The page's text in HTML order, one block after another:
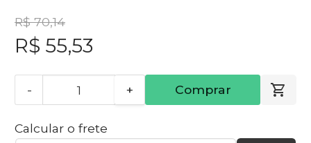
R$ 70,14
R$ 55,53
- + Comprar
Calcular o frete